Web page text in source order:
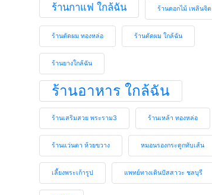
ร้านกาแฟ ใกล้ฉัน ร้านดอกไม้ เพลินจิต
ร้านตัดผม ทองหล่อ ร้านตัดผม ใกล้ฉัน
ร้านยางใกล้ฉัน
ร้านอาหาร ใกล้ฉัน
ร้านเสริมสวย พระราม3 ร้านเหล้า ทองหล่อ
ร้านแว่นตา ห้วยขวาง หมอนรองกระดูกทับเส้น
เลี้ยงพระเก้ารูป แพทย์ทางเดินปัสสาวะ ชลบุรี